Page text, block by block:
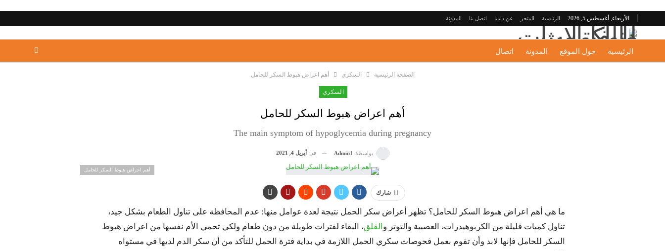
الأربعاء, أغسطس 5, 2026 الرئيسية المتجر عن دنيايا اتصل بنا المدونة
الرئيسية حول الموقع المدونة اتصال
الصفحة الرئيسية السكري أهم اعراض هبوط السكر للحامل
السكري
أهم اعراض هبوط السكر للحامل
The main symptom of hypoglycemia during pregnancy
بواسطة Admin1 في أبريل 4, 2021
أهم اعراض هبوط السكر للحامل
شارك
ما هي أهم اعراض هبوط السكر للحامل؟ تظهر أعراض سكر الحمل نتيجة لعدة عوامل منها: عدم المحافظة على تناول الطعام بشكل جيد،
تناول كميات قليلة من الكربوهيدرات، العصبية والتوتر و القلق، البقاء لفترات طويلة من دون طعام ولكي تحمي الأم نفسها من اعراض هبوط
السكر للحامل فإنها لابد وأن تقوم بعمل فحوصات سكري الحمل اللازمة في بداية فترة الحمل للتأكد من أن سكر الدم لديها في مستواه